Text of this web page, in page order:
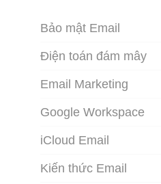
Bảo mật Email
Điện toán đám mây
Email Marketing
Google Workspace
iCloud Email
Kiến thức Email